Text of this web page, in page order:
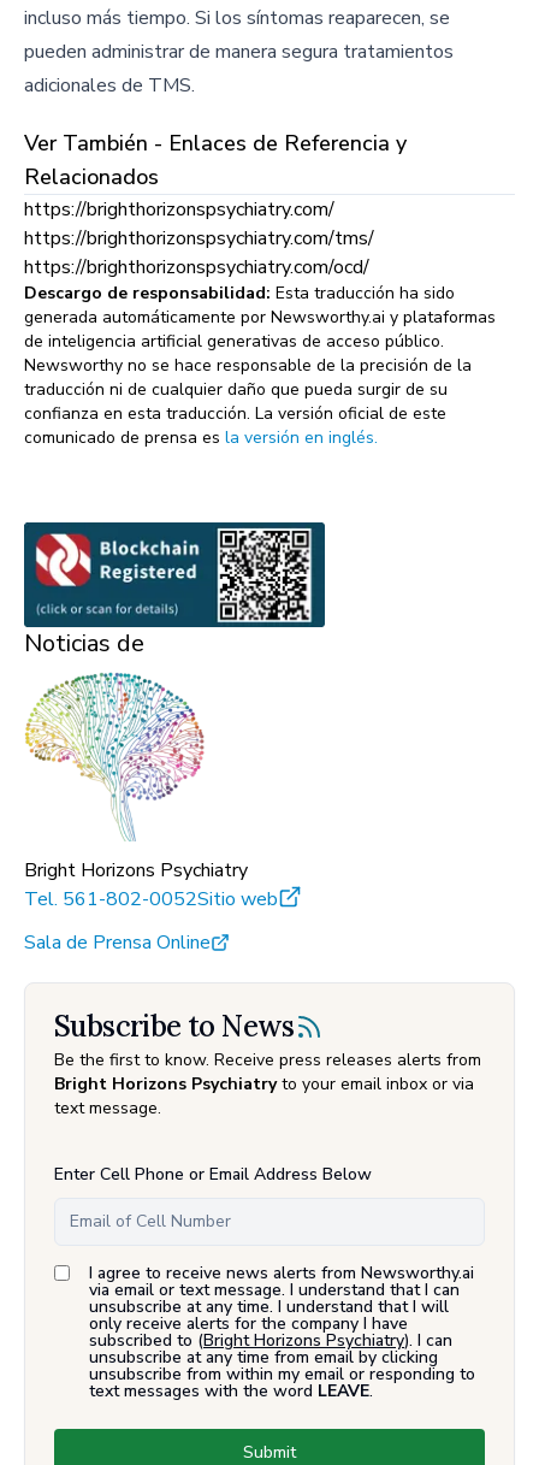
incluso más tiempo. Si los síntomas reaparecen, se
pueden administrar de manera segura tratamientos
adicionales de TMS.
Ver También - Enlaces de Referencia y
Relacionados
https://brighthorizonspsychiatry.com/
https://brighthorizonspsychiatry.com/tms/
https://brighthorizonspsychiatry.com/ocd/
Descargo de responsabilidad: Esta traducción ha sido
generada automáticamente por Newsworthy.ai y plataformas
de inteligencia artificial generativas de acceso público.
Newsworthy no se hace responsable de la precisión de la
traducción ni de cualquier daño que pueda surgir de su
confianza en esta traducción. La versión oficial de este
comunicado de prensa es la versión en inglés.
Noticias de
Bright Horizons Psychiatry
Tel. 561-802-0052Sitio web
Sala de Prensa Online
Subscribe to News
Be the first to know. Receive press releases alerts from
Bright Horizons Psychiatryto your email inbox or via
text message.
Enter Cell Phone or Email Address Below
I agree to receive news alerts from Newsworthy.ai
via email or text message. I understand that I can
unsubscribe at any time. I understand that I will
only receive alerts for the company I have
subscribed to (Bright Horizons Psychiatry). I can
unsubscribe at any time from email by clicking
unsubscribe from within my email or responding to
text messages with the word LEAVE.
Submit